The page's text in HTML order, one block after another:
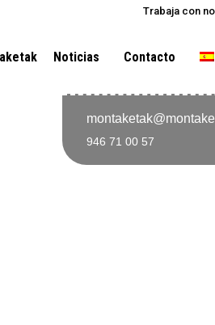
Trabaja con
Noticias Contacto
946 71 00 57